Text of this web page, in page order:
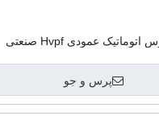
فیلتر پرس اتوماتیک عمودی Hvpf صنعتی
پرس و جو